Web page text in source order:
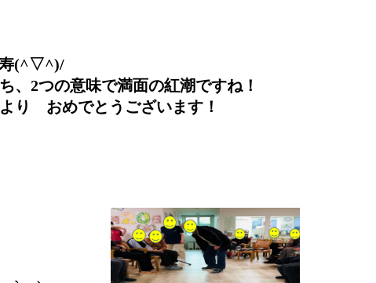
(^▽^)/
、2つの意味で満面の紅潮ですね！
り おめでとうございます！